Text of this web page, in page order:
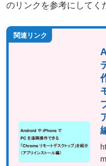
のリンクを参考にしてく
関連リンク